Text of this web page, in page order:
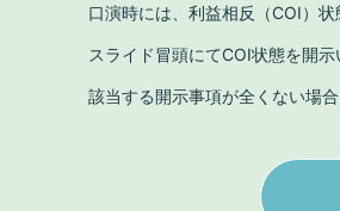
口演時には、利益相反（COI）状
スライド冒頭にてCOI状態を開
該当する開示事項が全くない場